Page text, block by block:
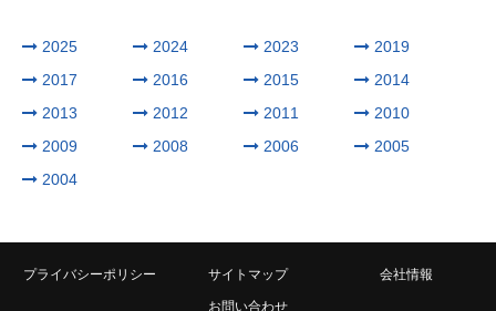
2025 2024 2023
2019
2017
2016 2015
2014
2013
2012 2011
2010
2009
2008 2006
2005
2004
プライバシーポリシー サイトマップ 会社情報
お問い合わせ